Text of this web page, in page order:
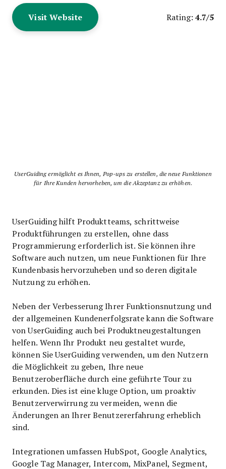
Visit Website Rating: 4.7/5
UserGuiding ermöglicht es Ihnen, Pop-ups zu erstellen, die neue Funktionen
für Ihre Kunden hervorheben, um die Akzeptanz zu erhöhen.
UserGuiding hilft Produktteams, schrittweise
Produktführungen zu erstellen, ohne dass
Programmierung erforderlich ist. Sie können ihre
Software auch nutzen, um neue Funktionen für Ihre
Kundenbasis hervorzuheben und so deren digitale
Nutzung zu erhöhen.
Neben der Verbesserung Ihrer Funktionsnutzung und
der allgemeinen Kundenerfolgsrate kann die Software
von UserGuiding auch bei Produktneugestaltungen
helfen. Wenn Ihr Produkt neu gestaltet wurde,
können Sie UserGuiding verwenden, um den Nutzern
die Möglichkeit zu geben, Ihre neue
Benutzeroberfläche durch eine geführte Tour zu
erkunden. Dies ist eine kluge Option, um proaktiv
Benutzerverwirrung zu vermeiden, wenn die
Änderungen an Ihrer Benutzererfahrung erheblich
sind.
Integrationen umfassen HubSpot, Google Analytics,
Google Tag Manager, Intercom, MixPanel, Segment,